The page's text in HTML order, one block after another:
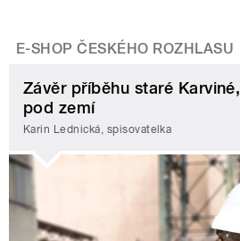
E-SHOP ČESKÉHO ROZHLASU
Závěr příběhu staré
pod zemí
Karin Lednická, spisovatelka